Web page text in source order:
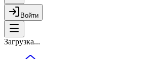
Войти
Загрузка...